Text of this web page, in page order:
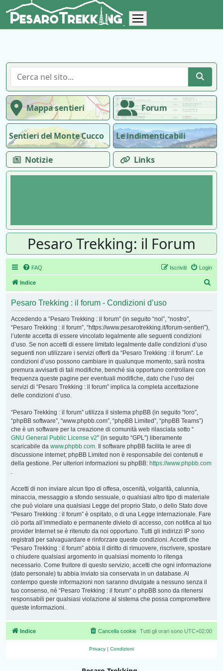
Pesaro Trekking: il Forum
FAQ Login
Iscriviti
Indice
Pesaro Trekking : il forum - Condizioni d’uso
Accedendo a “Pesaro Trekking : il forum” (in seguito “noi”, “nostro”,
“Pesaro Trekking : il forum”, “https://www.pesarotrekking.it/forum-sentieri”),
l’utente accetta di essere vincolato legalmente alle seguenti condizioni
d’uso. Se non accetti di essere limitato legalmente dalle condizioni d’uso
seguenti non utilizzare i servizi offerti da “Pesaro Trekking : il forum”. Le
condizioni d’uso possono cambiare in qualunque momento, sarà nostra
premura avvisarti di tali modifiche, benché sia opportuno controllare con
frequenza queste pagine per eventuali modifiche, dato che l’uso dei
servizi di “Pesaro Trekking : il forum” implica la completa accettazione
delle condizioni d’uso.
“Pesaro Trekking : il forum” utilizza il sistema phpBB (in seguito “loro”,
“phpBB software”, “www.phpbb.com”, “phpBB Limited”, “phpBB Teams”)
che è un software per la creazione di comunità web rilasciata sotto “
GNU General Public License v2” (in seguito “GPL”) liberamente
scaricabile da www.phpbb.com. Il software phpBB facilita le aree di
discussione internet; phpBB Limited non è responsabile dei contenuti e
della gestione. Per ulteriori informazioni su phpBB: https://www.phpbb.com
.
Accetti di non inviare alcun tipo di offesa, oscenità, volgarità, calunnia,
minaccia, messaggio a sfondo sessuale, o qualsiasi altro tipo di materiale
che può violare una qualsiasi Legge del proprio Stato, o dello Stato dove
“Pesaro Trekking : il forum” è ospitato, o di una Legge internazionale. Fare
ciò porta all’immediato e permanente divieto di accesso, con notifica al tuo
provider Internet se è ritenuto da noi opportuno. Tutti gli indirizzi IP sono
registrati per salvaguardare e rinforzare queste condizioni. Accetti che
“Pesaro Trekking : il forum” abbia il diritto di rimuovere, riscrivere, spostare
o chiudere qualsiasi argomento in qualsiasi momento lo ritenga
necessario. Come fruitore di questo servizio, accetti che ogni informazione
(dato personale) tu abbia inviato sia conservata in un database. Al
contempo queste informazioni non saranno divulgate a nessuno senza il
tuo consenso, né “Pesaro Trekking : il forum” o phpBB sono da ritenersi
responsabili per qualsiasi violazione al sistema che possa compromettere
queste informazioni.
Indice Tutti gli orari sono UTC+02:00
Cancella cookie
Privacy Condizioni
Mappa sentieri Forum
Sentieri del Monte Cucco Le indimenticabili
Notizie Links